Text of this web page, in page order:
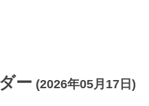
ー (2026年05月17日)